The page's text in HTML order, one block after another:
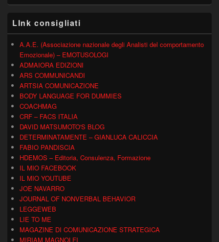
LInk consigliati
A.A.E. (Associazione nazionale degli Analisti del comportamento
Emozionale) – EMOTUSOLOGI
ADMAIORA EDIZIONI
ARS COMMUNICANDI
ARTSIA COMUNICAZIONE
BODY LANGUAGE FOR DUMMIES
COACHMAG
CRF – FACS ITALIA
DAVID MATSUMOTO'S BLOG
DETERMINATAMENTE – GIANLUCA CALICCIA
FABIO PANDISCIA
HDEMOS – Editoria, Consulenza, Formazione
IL MIO FACEBOOK
IL MIO YOUTUBE
JOE NAVARRO
JOURNAL OF NONVERBAL BEHAVIOR
LEGGEWEB
LIE TO ME
MAGAZINE DI COMUNICAZIONE STRATEGICA
MIRIAM MAGNOLFI